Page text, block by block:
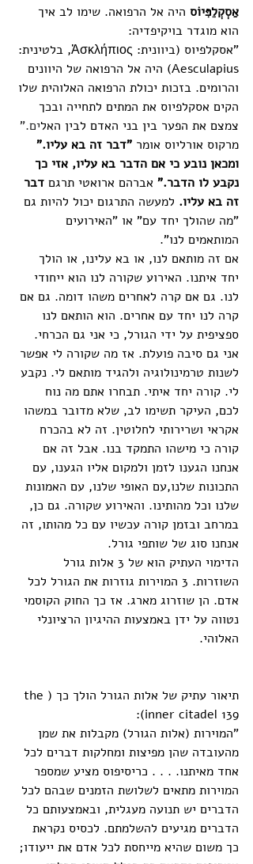
אַסְקְלֵפִּיוֹס היה אל הרפואה. שימו לב איך
הוא מוגדר בויקיפדיה:
"אסקלפיוס (ביוונית: Ἀσκλήπιος, בלטינית:
Aesculapius) היה אל הרפואה של היוונים
והרומים. בזכות יכולת הרפואה האלוהית שלו
הקים אסקלפיוס את המתים לתחייה ובכך
צמצם את הפער בין בני האדם לבין האלים."
מרקוס אורליוס אומר "דבר זה בא עליו."
ומכאן נובע כי אם הדבר בא עליו, אזי כך
נקבע לו הדבר." אברהם ארואטי תרגם דבר
זה בא עליו. למעשה התרגום יכול להיות גם
"מה שהולך יחד עם" או "האירועים
המותאמים לנו".
אם זה מותאם לנו, או בא עלינו, או הולך
יחד איתנו. האירוע שקורה לנו הוא ייחודי
לנו. גם אם קרה לאחרים משהו דומה. גם אם
קרה לנו יחד עם אחרים. הוא הותאם לנו
ספציפית על ידי הגורל, כי אני גם הכרחי.
אני גם סיבה פועלת. אז מה שקורה לי אפשר
לשנות טרמינולוגיה ולהגיד מותאם לי. נקבע
לי. קורה יחד איתי. תבחרו אתם מה נוח
לכם, העיקר תשימו לב, שלא מדובר במשהו
אקראי ושרירותי לחלוטין. זה לא בהכרח
קורה כי מישהו התמקד בנו. אבל זה אם
אנחנו הגענו לזמן ולמקום אליו הגענו, עם
התכונות שלנו,עם האופי שלנו, עם האמונות
שלנו וכל מהותינו. והאירוע שקורה. גם כן,
במרחב ובזמן קורה עכשיו עם כל מהותו, זה
אנחנו סוג של שותפי גורל.
הדימוי העתיק הוא של 3 אלות גורל
השוזרות. 3 המוירות גוזרות את הגורל לכל
אדם. הן שוזרוג מארג. אז כך החוק הקוסמי
נטווה על ידן באמצעות ההיגיון הרציונלי
האלוהי.
תיאור עתיק של אלות הגורל הולך כך (the
inner citadel 139):
"המוירות (אלות הגורל) מקבלות את שמן
מהעובדה שהן מפיצות ומחלקות דברים לכל
אחד מאיתנו. . . . כריסיפוס מציע שמספר
המוירות מתאים לשלושת הזמנים שבהם לכל
הדברים יש תנועה מעגלית, ובאמצעותם כל
הדברים מגיעים להשלמתם. לכסיס נקראת
כך משום שהיא מייחסת לכל אדם את ייעודו;